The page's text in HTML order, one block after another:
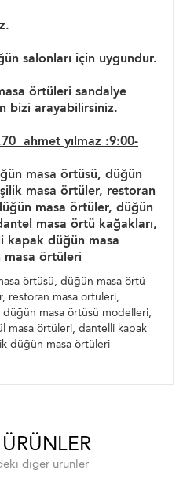
salonları için uygundur.
örtüleri sandalye
bizi arayabilirsiniz.
ahmet yılmaz :9:00-
masa örtüsü, düğün
masa örtüler, restoran
masa örtüler, düğün
masa örtü kağakları,
kapak düğün masa
örtüleri
örtüsü, düğün masa örtü
restoran masa örtüleri,
masa örtüsü modelleri,
masa örtüleri, dantelli kapak
düğün masa örtüleri
diğer ürünler